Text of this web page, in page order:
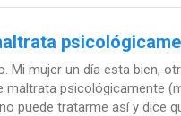
Mi mujer un día esta bien,
maltrata psicológicamente
puede tratarme así y dice